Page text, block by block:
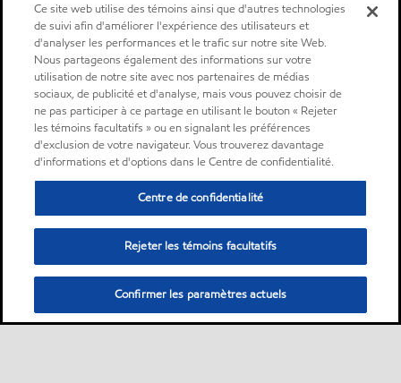
Ce site web utilise des témoins ainsi que d'autres technologies
de suivi afin d'améliorer l'expérience des utilisateurs et
d'analyser les performances et le trafic sur notre site Web.
Nous partageons également des informations sur votre
utilisation de notre site avec nos partenaires de médias
sociaux, de publicité et d'analyse, mais vous pouvez choisir de
ne pas participer à ce partage en utilisant le bouton « Rejeter
les témoins facultatifs » ou en signalant les préférences
d'exclusion de votre navigateur. Vous trouverez davantage
d'informations et d'options dans le Centre de confidentialité.
Centre de confidentialité
Rejeter les témoins facultatifs
Confirmer les paramètres actuels